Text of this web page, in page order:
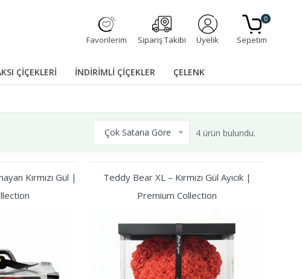
Favorilerim Sipariş Takibi Üyelik Sepetim
0
ÇİÇEKLERİ İNDİRİMLİ ÇİÇEKLER ÇELENK
Çok Satana Göre 4 ürün bulundu.
Kırmızı Gül |
Teddy Bear XL – Kırmızı Gül Ayıcık |
Premium Collection